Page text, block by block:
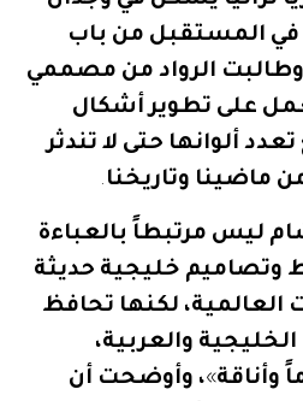
في المستقبل من باب
وطالبت الرواد من مصممي
على تطوير أشكال
تعدد ألوانها حتى لا تندثر
ماضينا وتاريخنا .
ليس مرتبطاً بالعباءة
وتصاميم خليجية حديثة
العالمية، لكنها تحافظ
الخليجية والعربية،
وأناقة»، وأوضحت أن